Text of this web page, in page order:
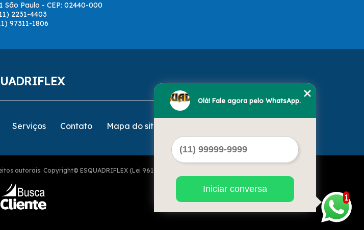
São Paulo - CEP: 02440-000
2231-4403
97311-1806
Serviços Contato Mapa do site
autorais. Copyright© ESQUADRIFLEX (Lei 9610 de 19/02/1998)
1
Olá! Fale agora pelo WhatsApp.
Iniciar conversa